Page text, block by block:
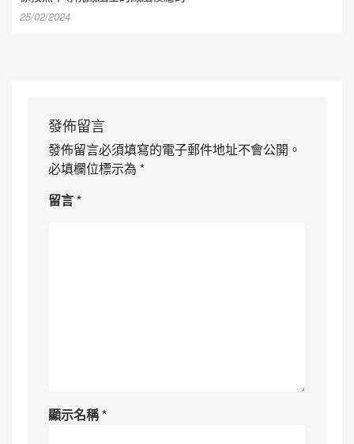
25/02/2024
發佈留言
發佈留言必須填寫的電子郵件地址不會公開。
必填欄位標示為 *
留言*
顯示名稱*